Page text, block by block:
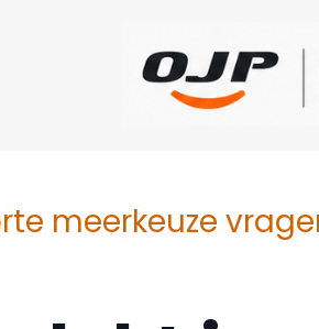
meerkeuze